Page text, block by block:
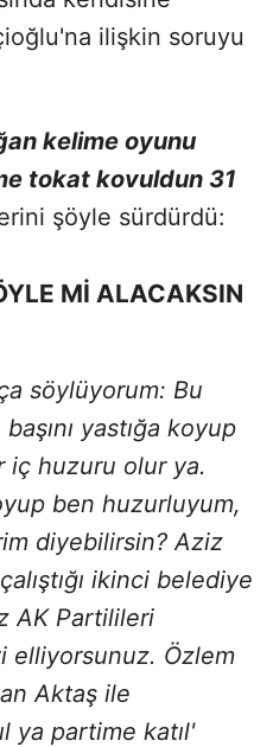
ilişkin soruyu
kelime oyunu
tokat kovuldun 31
şöyle sürdürdü:
Mİ ALACAKSIN
söylüyorum: Bu
yastığa koyup
iç huzuru olur ya.
ben huzurluyum,
diyebilirsin? Aziz
ikinci belediye
AK Partilileri
elliyorsunuz. Özlem
Aktaş ile
ya partime katıl'